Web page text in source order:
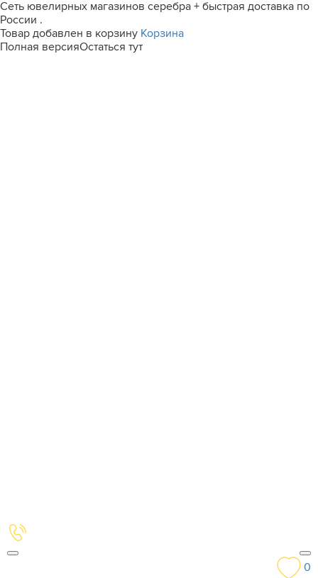
Сеть ювелирных магазинов серебра + быстрая доставка по
России .
Товар добавлен в корзину Корзина
Полная версияОстаться тут
0